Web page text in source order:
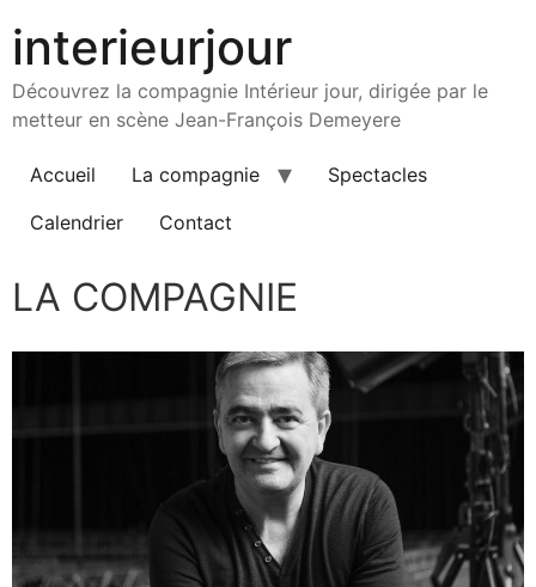
interieurjour
Découvrez la compagnie Intérieur jour, dirigée par le
metteur en scène Jean-François Demeyere
Accueil La compagnie
Spectacles
Calendrier
Contact
LA COMPAGNIE